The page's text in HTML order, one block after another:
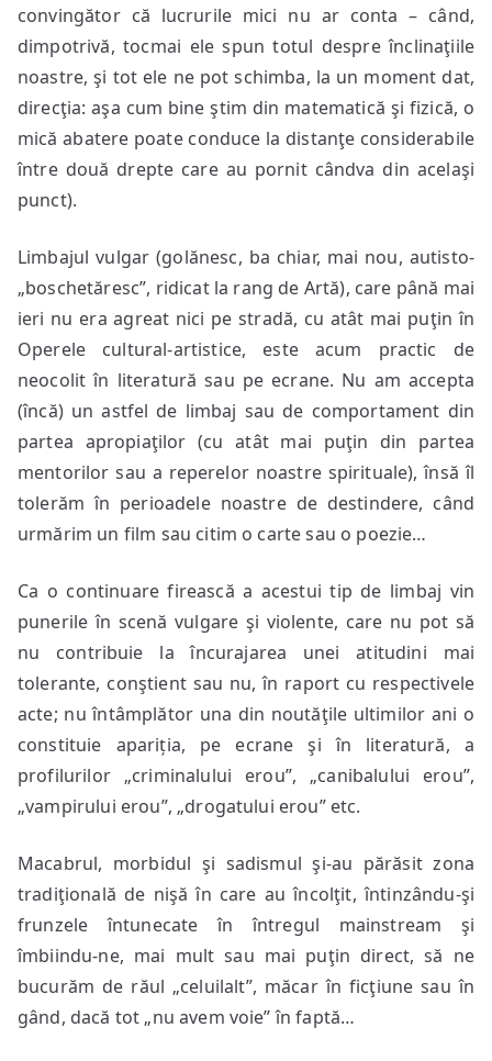
convingător că lucrurile mici nu ar conta – când,
dimpotrivă, tocmai ele spun totul despre înclinaţiile
noastre, şi tot ele ne pot schimba, la un moment dat,
direcţia: aşa cum bine ştim din matematică şi fizică, o
mică abatere poate conduce la distanţe considerabile
între două drepte care au pornit cândva din acelaşi
punct).
Limbajul vulgar (golănesc, ba chiar, mai nou, autisto-
„boschetăresc”, ridicat la rang de Artă), care până mai
ieri nu era agreat nici pe stradă, cu atât mai puţin în
Operele cultural-artistice, este acum practic de
neocolit în literatură sau pe ecrane. Nu am accepta
(încă) un astfel de limbaj sau de comportament din
partea apropiaţilor (cu atât mai puţin din partea
mentorilor sau a reperelor noastre spirituale), însă îl
tolerăm în perioadele noastre de destindere, când
urmărim un film sau citim o carte sau o poezie…
Ca o continuare firească a acestui tip de limbaj vin
punerile în scenă vulgare şi violente, care nu pot să
nu contribuie la încurajarea unei atitudini mai
tolerante, conştient sau nu, în raport cu respectivele
acte; nu întâmplător una din noutăţile ultimilor ani o
constituie apariția, pe ecrane şi în literatură, a
profilurilor „criminalului erou”, „canibalului erou”,
„vampirului erou”, „drogatului erou” etc.
Macabrul, morbidul şi sadismul şi-au părăsit zona
tradiţională de nişă în care au încolţit, întinzându-şi
frunzele întunecate în întregul mainstream şi
îmbiindu-ne, mai mult sau mai puţin direct, să ne
bucurăm de răul „celuilalt”, măcar în ficţiune sau în
gând, dacă tot „nu avem voie” în faptă…